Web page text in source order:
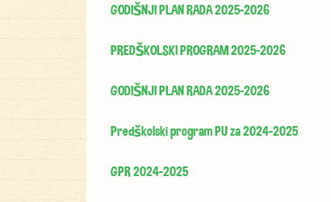
GODIŠNJI PLAN RADA 2025-2026
PREDŠKOLSKI PROGRAM 2025-2026
GODIŠNJI PLAN RADA 2025-2026
Predškolski program PU za 2024-2025
GPR 2024-2025